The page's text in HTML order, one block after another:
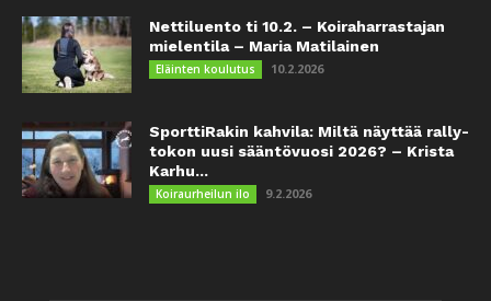
Nettiluento ti 10.2. – Koiraharrastajan
mielentila – Maria Matilainen
Eläinten koulutus 10.2.2026
SporttiRakin kahvila: Miltä näyttää rally-
tokon uusi sääntövuosi 2026? – Krista
Karhu...
Koiraurheilun ilo 9.2.2026